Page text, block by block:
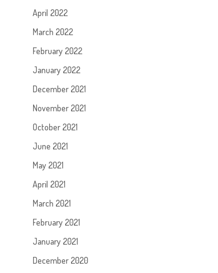
April 2022
March 2022
February 2022
January 2022
December 2021
November 2021
October 2021
June 2021
May 2021
April 2021
March 2021
February 2021
January 2021
December 2020